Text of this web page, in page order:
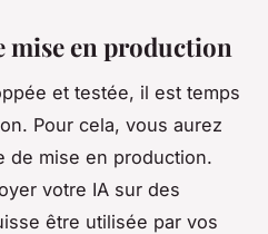
mise en production
et testée, il est temps
Pour cela, vous aurez
de mise en production.
votre IA sur des
être utilisée par vos